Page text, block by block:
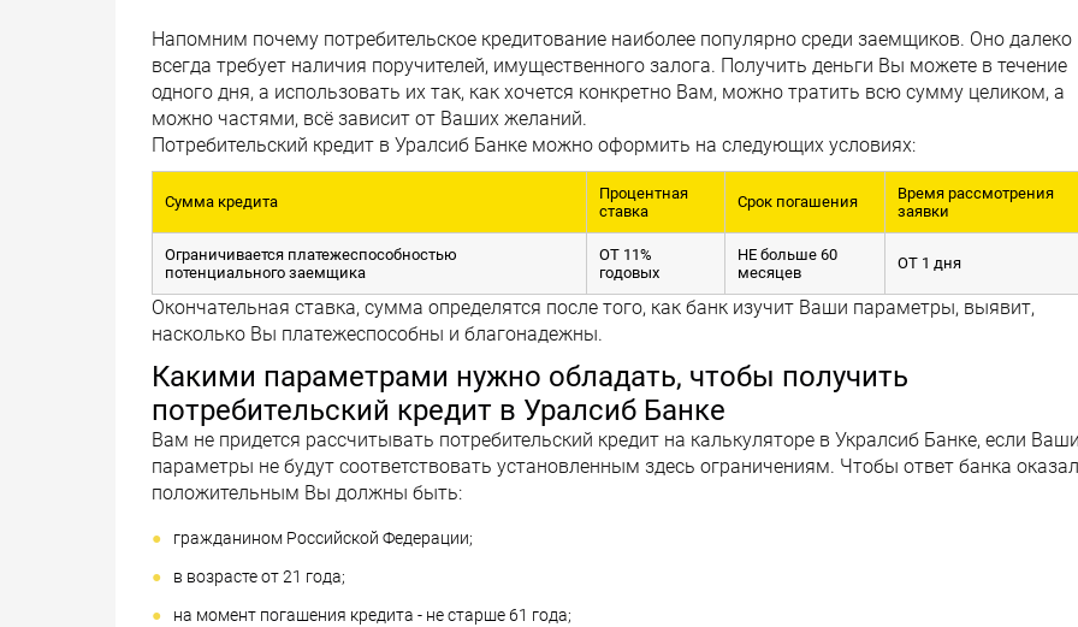
Напомним почему потребительское кредитование наиболее популярно среди заемщиков. Оно далеко
всегда требует наличия поручителей, имущественного залога. Получить деньги Вы можете в течение
одного дня, а использовать их так, как хочется конкретно Вам, можно тратить всю сумму целиком, а
можно частями, всё зависит от Ваших желаний.
Потребительский кредит в Уралсиб Банке можно оформить на следующих условиях:
Сумма кредита
Процентная
ставка
Срок погашения
Время рассмотрения
заявки
Ограничивается платежеспособностью
потенциального заемщика
ОТ 11%
годовых
НЕ больше 60
месяцев
ОТ 1 дня
Окончательная ставка, сумма определятся после того, как банк изучит Ваши параметры, выявит,
насколько Вы платежеспособны и благонадежны.
Какими параметрами нужно обладать, чтобы получить
потребительский кредит в Уралсиб Банке
Вам не придется рассчитывать потребительский кредит на калькуляторе в Укралсиб Банке, если
параметры не будут соответствовать установленным здесь ограничениям. Чтобы ответ банка
положительным Вы должны быть:
гражданином Российской Федерации;
в возрасте от 21 года;
на момент погашения кредита - не старше 61 года;